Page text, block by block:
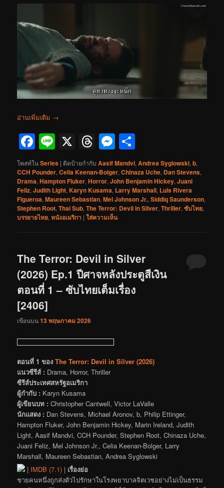
อ่านเพิ่มเติม →
Facebook
Line
X Threads
Messenger
โพสท์ในSeries | ติดป้ายกำกับ Aasif Mandvi,Andrea Syglowski,b,
CCH Pounder,Celia Keenan-Bolger,Chinaza Uche, Dan Stevens,
Drama,Hampton Fluker,Horror,John Benjamin Hickey,Juani
Feliz,Judith Light,Karyn Kusama, Larry Marshall, Luis Rivera
Figueroa,Maureen Sebastian,Mel Johnson Jr.,Siddiq Saunderson,
Stephen Root,Thai Sub,The Terror: Devil in Silver,Thriller,ซับไทย,
บรรยายไทย,หนังอเมริกา |ใส่ความเห็น
The Terror: Devil in Silver
(2026) Ep.1 ปีศาจหลังประตูสีเงิน
ตอนที่ 1 – ซับไทยเต็มเรื่อง
[2406]
เขียนบน13 พฤษภาคม 2026
ตอนที่ 1 ของ The Terror: Devil in Silver (2026)
แนวซีรีส์ : Drama, Horror, Thriller
ซีรีส์ประเทศสหรัฐอเมริกา
ผู้กำกับ : Karyn Kusama
ผู้เขียนบท : Christopher Cantwell, Victor LaValle
นักแสดง : Dan Stevens, Michael Aronov, b, Philip Ettinger,
Hampton Fluker, John Benjamin Hickey, Marin Ireland, Judith
Light, Aasif Mandvi, CCH Pounder, Stephen Root, Chinaza Uche,
Juani Feliz, Mel Johnson Jr., Celia Keenan-Bolger, Larry
Marshall, Maureen Sebastian, Andrea Syglowski
| IMDB (7.1) | เรื่องย่อ
ชายคนหนึ่งถูกส่งตัวไปรักษาในโรงพยาบาลจิตเวชอย่างไม่เป็นธรรม